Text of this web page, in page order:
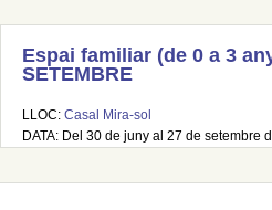
Espai familiar (de 0 a 3
SETEMBRE
LLOC: Casal Mira-sol
DATA: Del 30 de juny al 27 de setembre